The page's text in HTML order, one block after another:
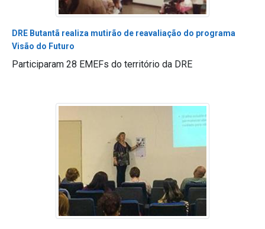
DRE Butantã realiza mutirão de reavaliação do programa
Visão do Futuro
Participaram 28 EMEFs do território da DRE